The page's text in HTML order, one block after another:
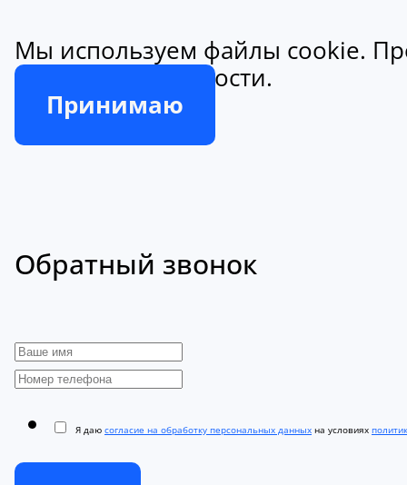
Мы используем файлы cookie.
конфиденциальности.
Принимаю
Обратный звонок
Я даю согласие на обработку персональных данных на условиях